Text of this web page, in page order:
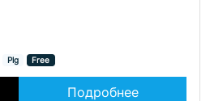
Plg Free
Подробнее